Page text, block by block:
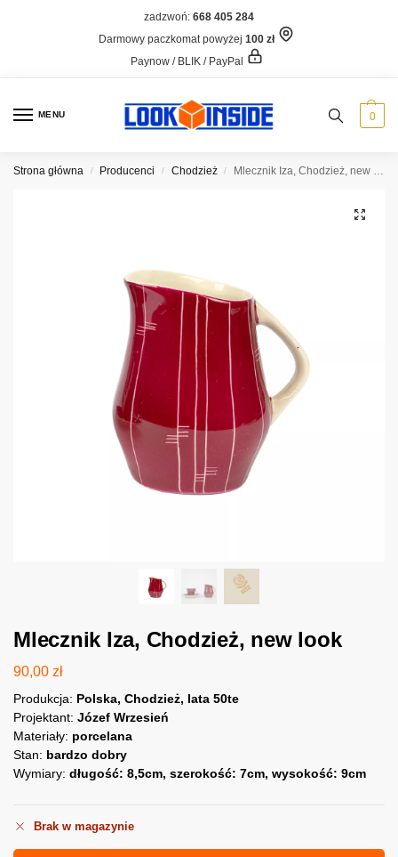
zadzwoń: 668 405 284
Darmowy paczkomat powyżej 100 zł
Paynow / BLIK / PayPal
MENU 0
Strona główna / Producenci / Chodzież / Mlecznik Iza, Chodzież, new look
Mlecznik Iza, Chodzież, new look
90,00 zł
Produkcja: Polska, Chodzież, lata 50te
Projektant: Józef Wrzesień
Materiały: porcelana
Stan: bardzo dobry
Wymiary: długość: 8,5cm, szerokość: 7cm, wysokość: 9cm
Brak w magazynie